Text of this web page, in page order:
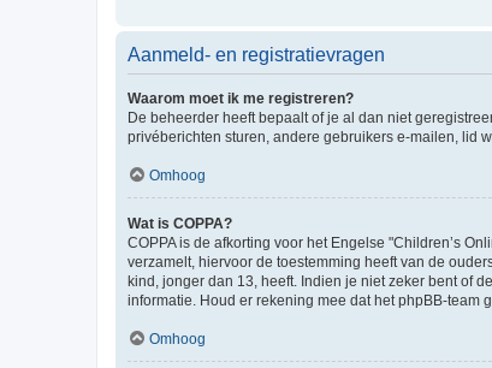
Aanmeld- en registratievragen
Waarom moet ik me registreren?
De beheerder heeft bepaalt of je al dan niet
privéberichten sturen, andere gebruikers e-mailen, lid
Omhoog
Wat is COPPA?
COPPA is de afkorting voor het Engelse "Children’s
verzamelt, hiervoor de toestemming heeft van de
kind, jonger dan 13, heeft. Indien je niet zeker bent of
informatie. Houd er rekening mee dat het phpBB-team
Omhoog